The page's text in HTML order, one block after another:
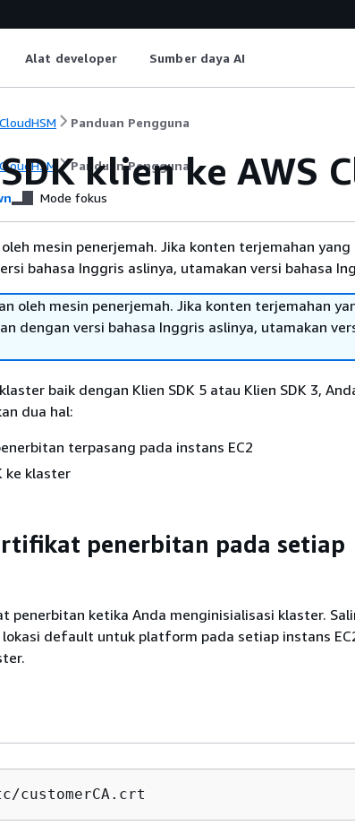
Alat developer Sumber daya AI
Panduan Pengguna
Panduan Pengguna
klien ke AWS
Mode fokus
mesin penerjemah. Jika konten terjemahan yang
bahasa Inggris aslinya, utamakan versi bahasa
oleh mesin penerjemah. Jika konten terjemahan
dengan versi bahasa Inggris aslinya, utamakan
baik dengan Klien SDK 5 atau Klien SDK 3,
dua hal:
terpasang pada instans EC2
ke klaster
penerbitan pada setiap
penerbitan ketika Anda menginisialisasi klaster.
default untuk platform pada setiap instans
customerCA.crt